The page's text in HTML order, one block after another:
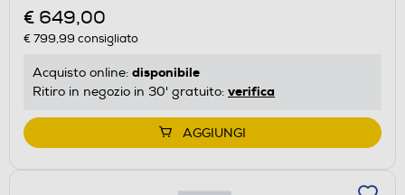
€ 649,00
€ 799,99 consigliato
Acquisto online: disponibile
Ritiro in negozio in 30' gratuito: verifica
AGGIUNGI